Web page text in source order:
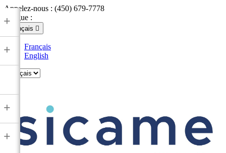
Appelez-nous : (450) 679-7778
Langue :
Français 
Français
English
+
+
+
+